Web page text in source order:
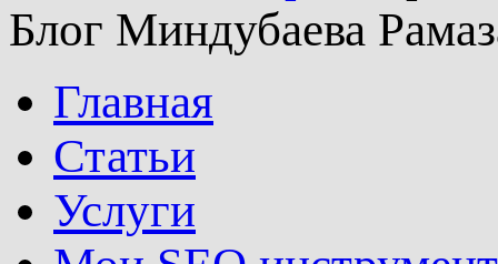
Блог Миндубаева
Главная
Статьи
Услуги